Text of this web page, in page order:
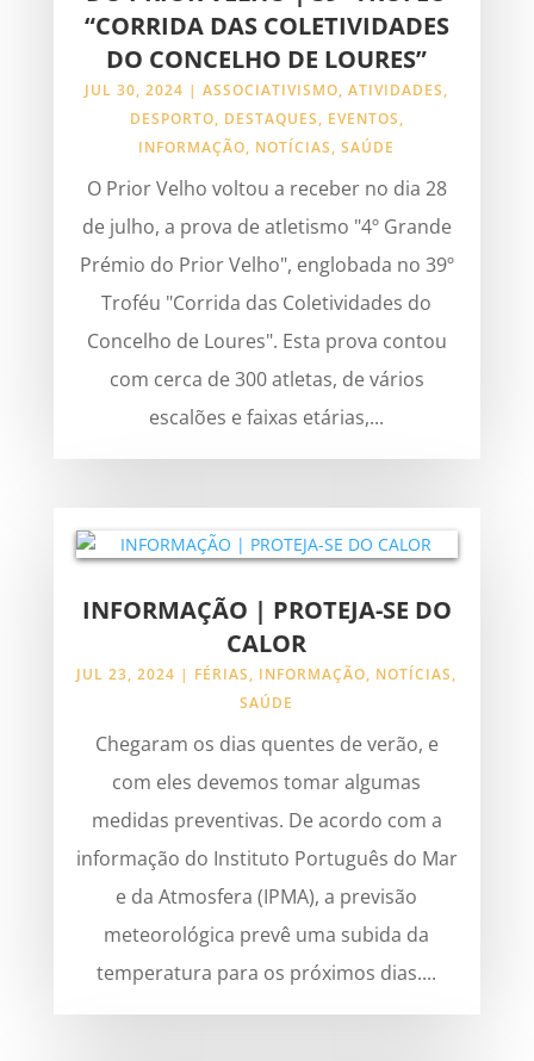
“CORRIDA DAS COLETIVIDADES
DO CONCELHO DE LOURES”
JUL 30, 2024 |ASSOCIATIVISMO,ATIVIDADES,
DESPORTO, DESTAQUES, EVENTOS,
INFORMAÇÃO, NOTÍCIAS,SAÚDE
O Prior Velho voltou a receber no dia 28
de julho, a prova de atletismo "4º Grande
Prémio do Prior Velho", englobada no 39º
Troféu "Corrida das Coletividades do
Concelho de Loures". Esta prova contou
com cerca de 300 atletas, de vários
escalões e faixas etárias,...
INFORMAÇÃO | PROTEJA-SE DO
CALOR
JUL 23, 2024 | FÉRIAS, INFORMAÇÃO, NOTÍCIAS,
SAÚDE
Chegaram os dias quentes de verão, e
com eles devemos tomar algumas
medidas preventivas. De acordo com a
informação do Instituto Português do Mar
e da Atmosfera (IPMA), a previsão
meteorológica prevê uma subida da
temperatura para os próximos dias....